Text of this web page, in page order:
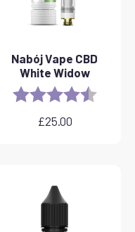
Nabój Vape CBD
White Widow
Rating: 4.6 out
£25.00